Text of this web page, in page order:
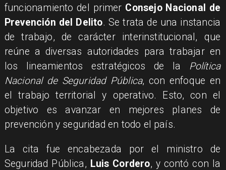
funcionamiento del primer Consejo Nacional de
Prevención del Delito. Se trata de una instancia
de trabajo, de carácter interinstitucional, que
reúne a diversas autoridades para trabajar en
los lineamientos estratégicos de la Política
Nacional de Seguridad Pública, con enfoque en
el trabajo territorial y operativo. Esto, con el
objetivo es avanzar en mejores planes de
prevención y seguridad en todo el país.
La cita fue encabezada por el ministro de
Seguridad Pública, Luis Cordero, y contó con la